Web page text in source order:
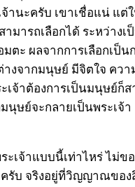
จ้านะครับ เขาเชื่อแน่ แต่
ามารถเลือกได้ ระหว่างเ
ตะ ผลจากการเลือกเป็น
างจากมนุษย์ มีจิตใจ ควา
เจ้าต้องการเป็นมนุษย์ก็ส
นุษย์จะกลายเป็นพระเจ้
ะเจ้าแบบนี้เท่าไหร่ ไม่ข
ครับ จริงอยู่ที่วิญญาณของ